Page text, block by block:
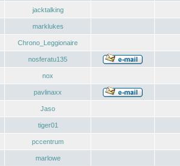
jacktalking
marklukes
Chrono_Leggionaire
nosferatu135
nox
pavlinaxx
Jaso
tiger01
pccentrum
marlowe